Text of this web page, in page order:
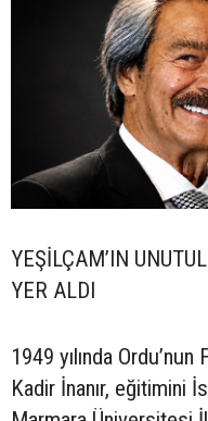
YEŞİLÇAM’IN
YER ALDI
1949 yılında
Kadir İnanır, eğitimini